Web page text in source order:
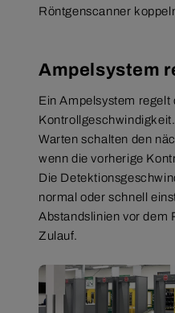
Röntgenscanner
Ampelsystem
Ein Ampelsystem regelt
Warten schalten den
wenn die vorherige
Die
normal oder schnell
Abstandslinien vor dem
Zulauf.